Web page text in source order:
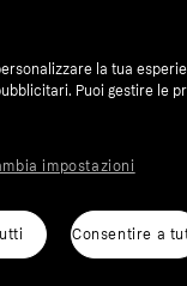
la tua
Puoi gestire le
Consentire a
impostazioni